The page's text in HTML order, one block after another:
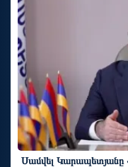
Սամվել Կարապետյանը